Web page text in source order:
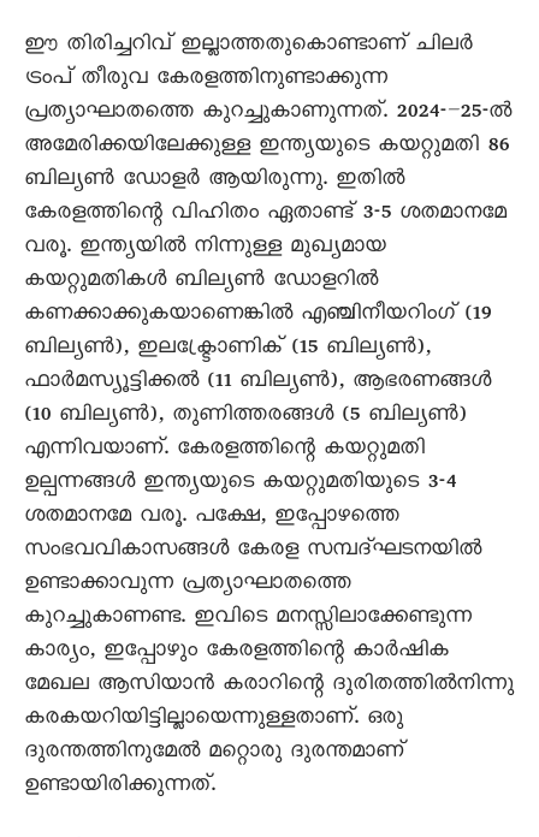
ഈ തിരിച്ചറിവ് ഇല്ലാത്തതുകൊണ്ടാണ് ചിലർ
ട്രംപ് തീരുവ കേരളത്തിനുണ്ടാക്കുന്ന
പ്രത്യാഘാതത്തെ കുറച്ചുകാണുന്നത്. 2024-–25-ൽ
അമേരിക്കയിലേക്കുള്ള ഇന്ത്യയുടെ കയറ്റുമതി 86
ബില്യൺ ഡോളർ ആയിരുന്നു. ഇതിൽ
കേരളത്തിന്റെ വിഹിതം ഏതാണ്ട് 3-5 ശതമാനമേ
വരൂ. ഇന്ത്യയിൽ നിന്നുള്ള മുഖ്യമായ
കയറ്റുമതികൾ ബില്യൺ ഡോളറിൽ
കണക്കാക്കുകയാണെങ്കിൽ എഞ്ചിനീയറിംഗ് (19
ബില്യൺ), ഇലക്ട്രോണിക് (15 ബില്യൺ),
ഫാർമസ്യൂട്ടിക്കൽ (11 ബില്യൺ), ആഭരണങ്ങൾ
(10 ബില്യൺ), തുണിത്തരങ്ങൾ (5 ബില്യൺ)
എന്നിവയാണ്. കേരളത്തിന്റെ കയറ്റുമതി
ഉല്പന്നങ്ങൾ ഇന്ത്യയുടെ കയറ്റുമതിയുടെ 3-4
ശതമാനമേ വരൂ. പക്ഷേ, ഇപ്പോഴത്തെ
സംഭവവികാസങ്ങൾ കേരള സമ്പദ്ഘടനയിൽ
ഉണ്ടാക്കാവുന്ന പ്രത്യാഘാതത്തെ
കുറച്ചുകാണണ്ട. ഇവിടെ മനസ്സിലാക്കേണ്ടുന്ന
കാര്യം, ഇപ്പോഴും കേരളത്തിന്റെ കാർഷിക
മേഖല ആസിയാൻ കരാറിന്റെ ദുരിതത്തിൽനിന്നു
കരകയറിയിട്ടില്ലായെന്നുള്ളതാണ്. ഒരു
ദുരന്തത്തിനുമേൽ മറ്റൊരു ദുരന്തമാണ്
ഉണ്ടായിരിക്കുന്നത്.